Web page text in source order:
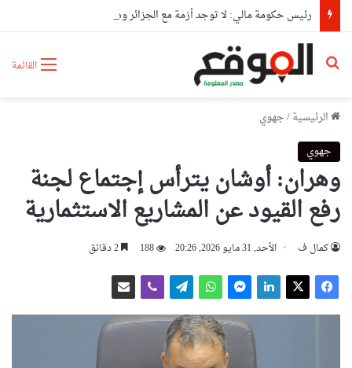
القائمة بحث عن
الرئيسية/جهوي
جهوي
وهران: أوشان يترأس إجتماع لجنة
رفع القيود عن المشاريع الاستثمارية
كمال ف الأحد, 31 مايو 2026, 20:26 188